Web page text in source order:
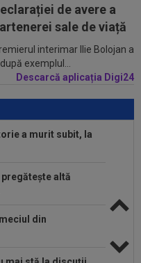
de avere a
sale de viață
interimar Ilie Bolojan a
exemplul...
Descarcă aplicația Digi24
pe românul
- Tromso 0-2,
Probleme
suferit"
a murit subit, la
altă
din